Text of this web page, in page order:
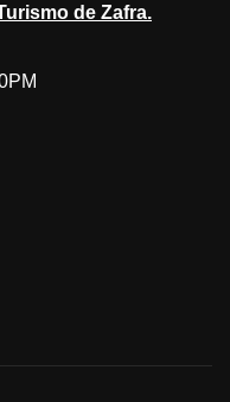
de Zafra.